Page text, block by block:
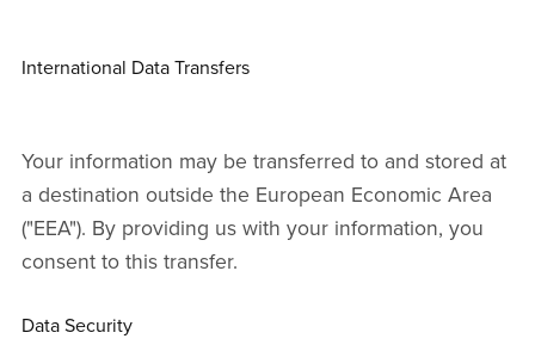
International Data Transfers
Your information may be transferred to and stored at
a destination outside the European Economic Area
("EEA"). By providing us with your information, you
consent to this transfer.
Data Security